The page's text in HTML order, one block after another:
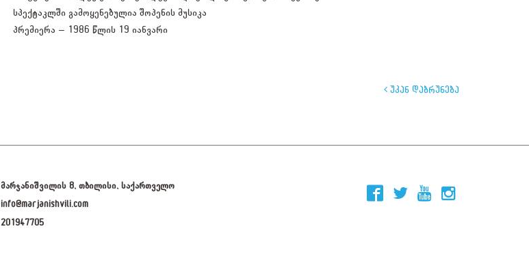
სპექტაკლში გამოყენებულია შოპენის მუსიკა
პრემიერა – 1986 წლის 19 იანვარი
უკან დაბრუნება
მარჯანიშვილის 8, თბილისი, საქართველო
info@marjanishvili.com
201947705